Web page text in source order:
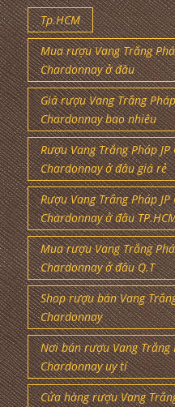
Tp.HCM
Mua rượu Vang Trắng
Chardonnay ở đâu
Giá rượu Vang Trắng
Chardonnay bao nhiêu
Rượu Vang Trắng Pháp
Chardonnay ở đâu giá rẻ
Rượu Vang Trắng Pháp
Chardonnay ở đâu
Mua rượu Vang Trắng
Chardonnay ở đâu Q.T
Shop rượu bán Vang
Chardonnay
Nơi bán rượu Vang Trắng
Chardonnay uy tí
Cửa hàng rượu Vang